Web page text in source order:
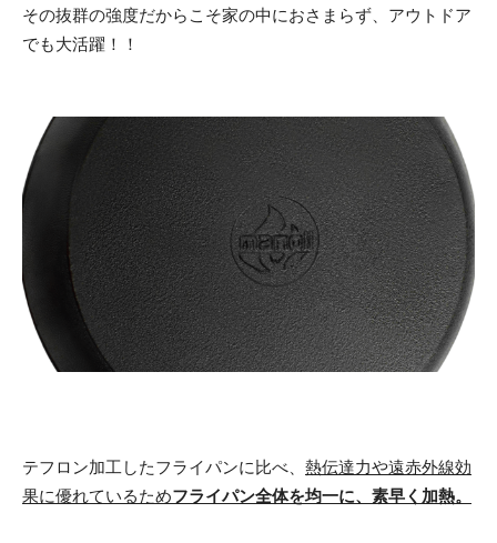
その抜群の強度だからこそ家の中におさまらず、アウトドア
でも大活躍！！
テフロン加工したフライパンに比べ、 熱伝達力や遠赤外線効
果に優れているためフライパン全体を均一に、素早く加熱。